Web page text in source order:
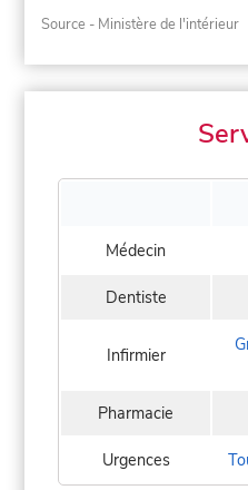
Source - Ministère de l'intérieur
Médecin
Dentiste
Infirmier
Pharmacie
Urgences